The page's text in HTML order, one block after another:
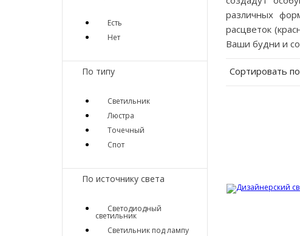
Есть
Нет
По типу
Светильник
Люстра
Точечный
Спот
По источнику света
Светодиодный
светильник
Светильник под лампу
различных
расцветок
Ваши будни и
Сортировать по